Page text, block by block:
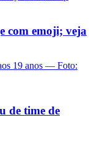
com emoji; veja
de time de